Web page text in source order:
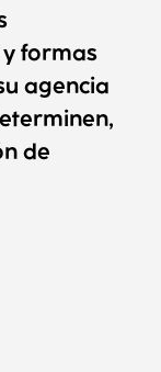
formas
agencia
de